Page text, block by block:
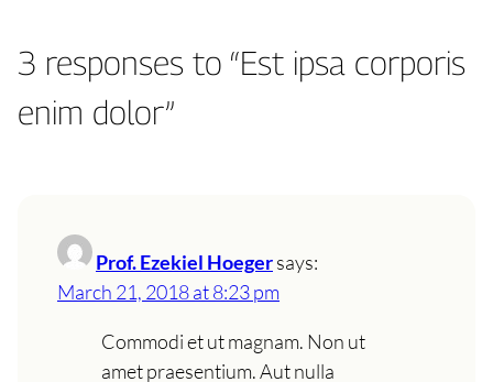
3 responses to “Est ipsa corporis
enim dolor”
Prof. Ezekiel Hoegersays:
March 21, 2018 at 8:23 pm
Commodi et ut magnam. Non ut
amet praesentium. Aut nulla